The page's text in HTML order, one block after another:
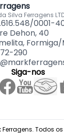
Silva Ferragens
0001-
Dehon, 40
Formiga/
290
Siga-nos
Todos